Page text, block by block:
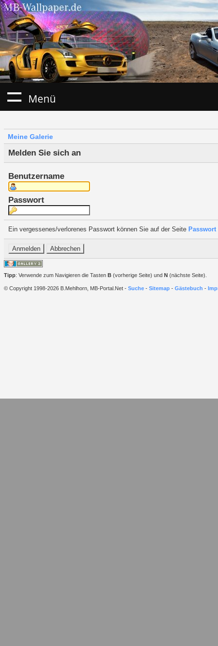
Menü
Meine Galerie
Melden Sie sich an
Benutzername
Passwort
Ein vergessenes/verlorenes Passwort können Sie auf der Seite
Tipp: Verwende zum Navigieren die Tasten B (vorherige Seite) und N (nächste Seite).
© Copyright 1998-2026 B.Mehlhorn, MB-Portal.Net - Suche - Sitemap - Gästebuch -